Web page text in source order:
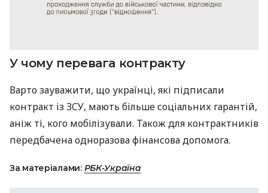
У чому перевага контракту
Варто зауважити, що українці, які підписали
контракт із ЗСУ, мають більше соціальних гарантій,
аніж ті, кого мобілізували. Також для контрактників
передбачена одноразова фінансова допомога.
За матеріалами: РБК-Україна